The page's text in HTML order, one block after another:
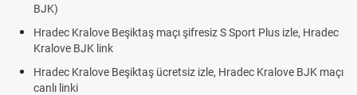
BJK)
Hradec Kralove Beşiktaş maçı şifresiz S Sport Plus izle, Hradec
Kralove BJK link
Hradec Kralove Beşiktaş ücretsiz izle, Hradec Kralove BJK maçı
canlı linki